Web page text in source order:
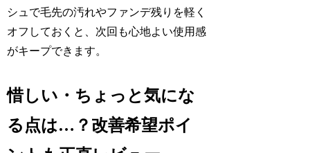
シュで毛先の汚れやファンデ残りを軽く
オフしておくと、次回も心地よい使用感
がキープできます。
惜しい・ちょっと気にな
る点は…？改善希望ポイ